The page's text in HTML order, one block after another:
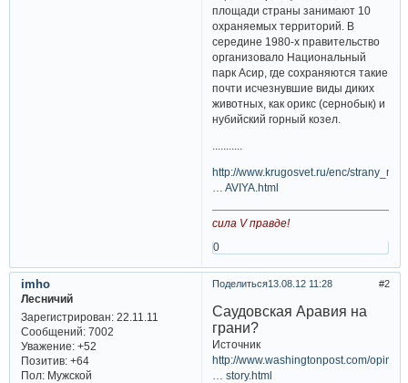
площади страны занимают 10
охраняемых территорий. В
середине 1980-х правительство
организовало Национальный
парк Асир, где сохраняются такие
почти исчезнувшие виды диких
животных, как орикс (сернобык) и
нубийский горный козел.
http://www.krugosvet.ru/enc/strany_mira
… AVIYA.html
сила V правде!
0
Поделиться 2
13.08.12 11:28
imho
Лесничий
Зарегистрирован: 22.11.11
Сообщений:7002
Уважение: +52
Позитив: +64
Пол:Мужской
Саудовская Аравия на
грани?
Источник
http://www.washingtonpost.com/
… story.html